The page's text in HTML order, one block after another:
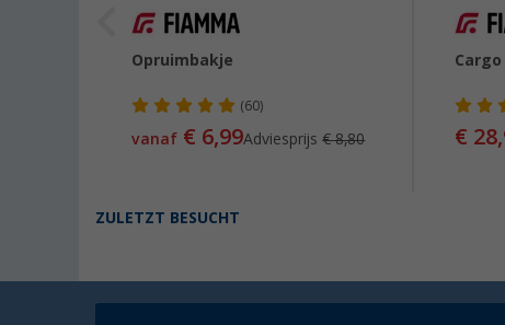
Opruimbakje
(60)
vanaf € 6,99Adviesprijs€ 8,80 €
ZULETZT BESUCHT